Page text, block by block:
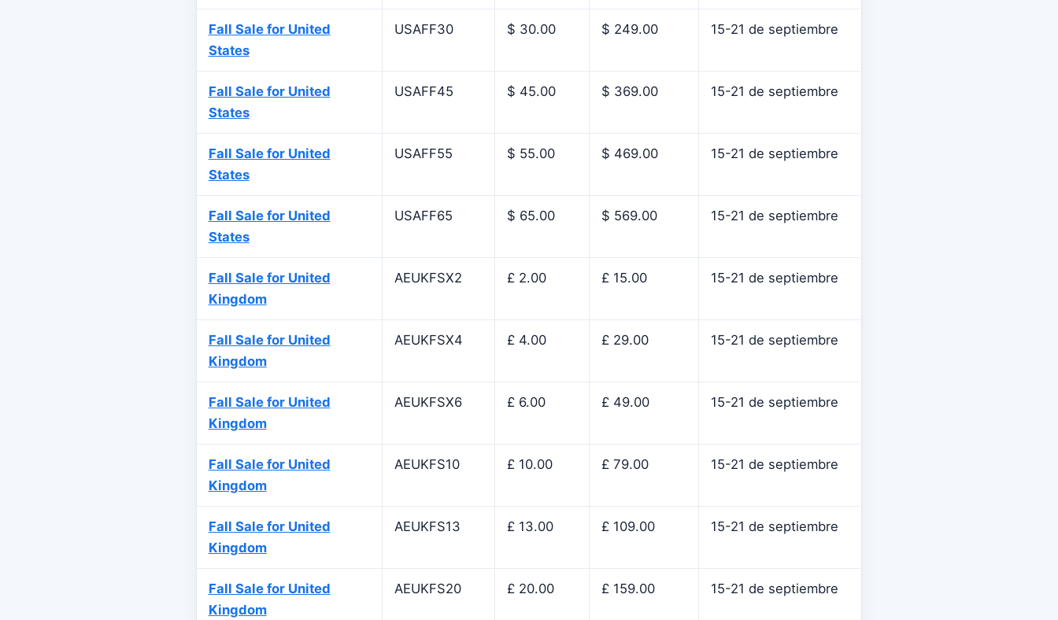
Fall Sale for United
States
USAFF30 $ 30.00 $ 249.00 15-21 de septiembre
Fall Sale for United
States
USAFF45 $ 45.00 $ 369.00 15-21 de septiembre
Fall Sale for United
States
USAFF55 $ 55.00 $ 469.00 15-21 de septiembre
Fall Sale for United
States
USAFF65 $ 65.00 $ 569.00 15-21 de septiembre
Fall Sale for United
Kingdom
AEUKFSX2 £ 2.00 £ 15.00 15-21 de septiembre
Fall Sale for United
Kingdom
AEUKFSX4 £ 4.00 £ 29.00 15-21 de septiembre
Fall Sale for United
Kingdom
AEUKFSX6 £ 6.00 £ 49.00 15-21 de septiembre
Fall Sale for United
Kingdom
AEUKFS10 £ 10.00 £ 79.00 15-21 de septiembre
Fall Sale for United
Kingdom
AEUKFS13 £ 13.00 £ 109.00 15-21 de septiembre
Fall Sale for United
Kingdom
AEUKFS20 £ 20.00 £ 159.00 15-21 de septiembre